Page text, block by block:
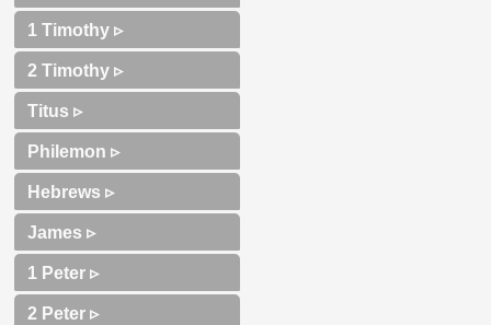
1 Timothy ▹
2 Timothy ▹
Titus ▹
Philemon ▹
Hebrews ▹
James ▹
1 Peter ▹
2 Peter ▹